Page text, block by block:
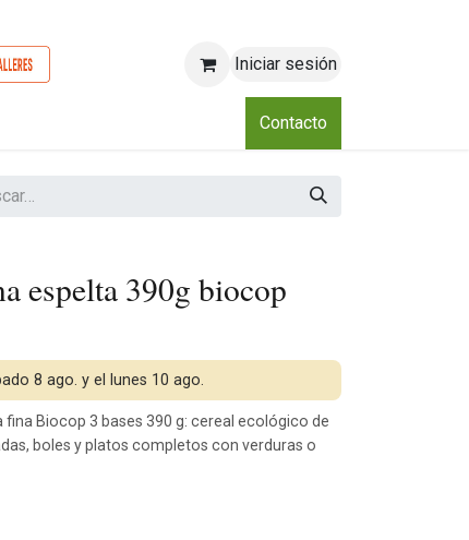
Iniciar sesión
Club
Contacto
espelta 390g biocop
8 ago. y el lunes 10 ago.
fina Biocop 3 bases 390 g: cereal ecológico de
boles y platos completos con verduras o